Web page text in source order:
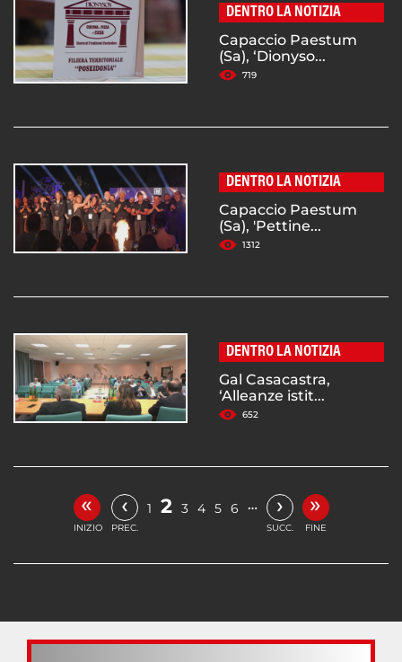
DENTRO LA NOTIZIA
Capaccio Paestum
(Sa), ‘Dionyso...
719
DENTRO LA NOTIZIA
Capaccio Paestum
(Sa), 'Pettine...
1312
DENTRO LA NOTIZIA
Gal Casacastra,
‘Alleanze istit...
652
«
INIZIO
‹
PREC.
1 2 3 4 5 6 … ›
SUCC.
»
FINE